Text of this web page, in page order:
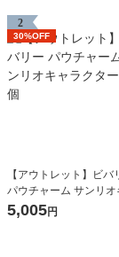
2
30%OFF
【アウトレット】ビバ
パウチャーム サンリオ
ラクターズ 1個
5,005円